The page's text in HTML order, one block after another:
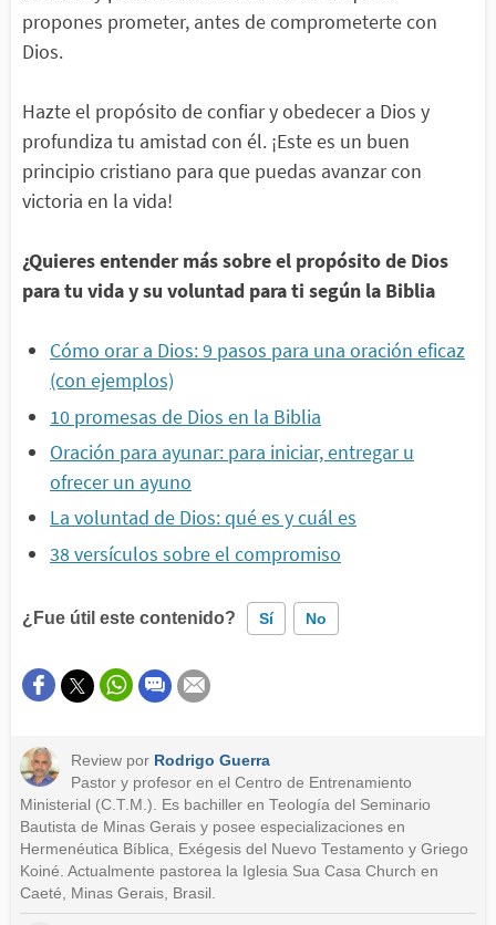
propones prometer, antes de comprometerte con
Dios.
Hazte el propósito de confiar y obedecer a Dios y
profundiza tu amistad con él. ¡Este es un buen
principio cristiano para que puedas avanzar con
victoria en la vida!
¿Quieres entender más sobre el propósito de Dios
para tu vida y su voluntad para ti según la Biblia
Cómo orar a Dios: 9 pasos para una oración eficaz
(con ejemplos)
10 promesas de Dios en la Biblia
Oración para ayunar: para iniciar, entregar u
ofrecer un ayuno
La voluntad de Dios: qué es y cuál es
38 versículos sobre el compromiso
¿Fue útil este contenido? Sí No
Este contenido contiene información incorrecta
Otro
Review por Rodrigo Guerra
Pastor y profesor en el Centro de Entrenamiento
Ministerial (C.T.M.). Es bachiller en Teología del Seminario
Bautista de Minas Gerais y posee especializaciones en
Hermenéutica Bíblica, Exégesis del Nuevo Testamento y Griego
Koiné. Actualmente pastorea la Iglesia Sua Casa Church en
Caeté, Minas Gerais, Brasil.